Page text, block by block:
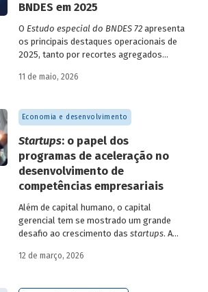
BNDES em 2025
O Estudo especial do BNDES 72 apresenta
os principais destaques operacionais de
2025, tanto por recortes agregados
específicas do Banco.
11 de maio, 2026
Economia e desenvolvimento
Startups: o papel dos
programas de aceleração no
desenvolvimento de
competências empresariais
Além de capital humano, o capital
gerencial tem se mostrado um grande
desafio ao crescimento das startups. A
como programas de aceleração têm
desafio.
12 de março, 2026